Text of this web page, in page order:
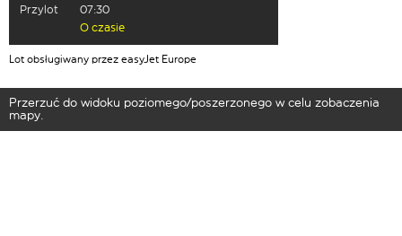
Przylot
07:30
O czasie
Lot obsługiwany przez easyJet Europe
Przerzuć do widoku poziomego/poszerzonego w celu zobaczenia
mapy.